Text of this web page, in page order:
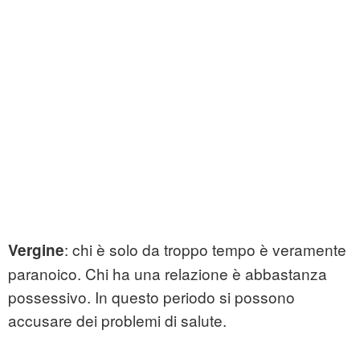
Vergine: chi è solo da troppo tempo è veramente
paranoico. Chi ha una relazione è abbastanza
possessivo. In questo periodo si possono
accusare dei problemi di salute.